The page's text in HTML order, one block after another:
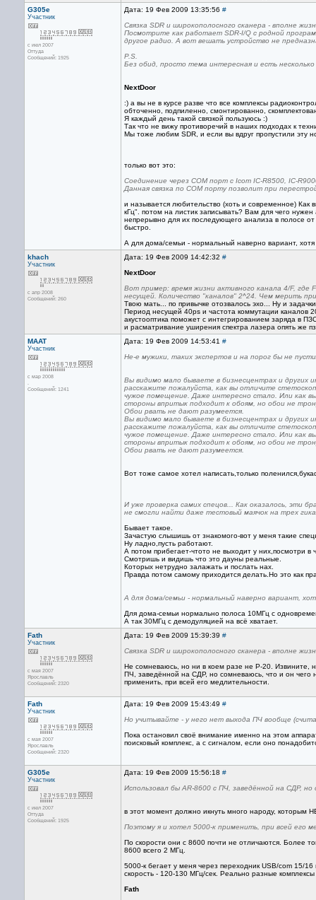
G305e
Участник
с июл 2007
Оттуда
Сообщений: 1925
Дата: 19 Фев 2009 13:35:56 #
Связка SDR и широкополосного сканера - вполне
Посмотрите как работает SDR-I/Q с родной
другое радио. А вот вешать устройство не
P.S.
Без обид, просто тема интересная и есть
NextDoor
:) а вы не в курсе разве что все комплексы
обточенно, подпиленно, смонтированно,
Я каждый день такой связкой пользуюсь :)
Так что не вижу противоречий в наших подходах к
Мы тоже любим SDR, и если вы вдруг пропустили эту
только вот это:
Соединение через СОМ порт с Icom IC-R8500, IC-
Данная связка по СОМ порту позволит при
и называется любительство (хоть и современное) Как
кГц". потом на листик записывать? Вам для чего
непрерывно для их последующего анализа в полосе
быстро.
А для дома/семьи - нормальный наверно вариант,
khach
Участник
с апр 2008
Сообщений: 260
Дата: 19 Фев 2009 14:42:32 #
NextDoor
Вот пример: время жизни активного канала 4/F, где
несущей. Количество "каналов" 2^24. Чем мерить
Твою мать... по привычке отозвалось эхо... Ну и
Период несущей 40ps и частота коммутации каналов
акустооптика поможет с интегрированием заряда в
и расматривание уширения спектра лазера опять же
MAAT
Участник
с мар 2008
.
Сообщений: 1241
Дата: 19 Фев 2009 14:53:41 #
Не-е мужики, таких экспертов и на порог бы не
Вы видимо мало бываете в бизнесцентрах и других
расскажите пожалуйста, как вы отличите
чужое помещение. Даже интересно стало. Или как
стороны впритык подходит к обоям, но обои не
Обои рвать не дают разумеется.
Вы видимо мало бываете в бизнесцентрах и других
расскажите пожалуйста, как вы отличите
чужое помещение. Даже интересно стало. Или как
стороны впритык подходит к обоям, но обои не
Обои рвать не дают разумеется.
Вот тоже самое хотел написать,только
И уже проверка самих спецов... Как оказалось, эти
не смогли найти даже тестовый маячок на трех
Бывает такое.
Зачастую слышишь от знакомого-вот у меня такие
Ну ладно,пусть работают.
А потом прибегает-чтото не выходит у них,посмотри в
Смотришь и видишь что это дауны реальные.
Которых нетрудно залажать и послать нах.
Правда потом самому приходится делать.Но это как
А для дома/семьи - нормальный наверно вариант,
Для дома-семьи нормально полоса 10МГц с
А так 30МГц с демодуляцией на всё хватает.
Fath
Участник
с мая 2007
Ярославль
Сообщений: 2320
Дата: 19 Фев 2009 15:39:39 #
Связка SDR и широкополосного сканера - вполне
Не сомневаюсь, но ни в коем разе не Р-20. Извините,
ПЧ, заведённой на СДР, но сомневаюсь, что и он чего
применить, при всей его медлительности.
Fath
Участник
с мая 2007
Ярославль
Сообщений: 2320
Дата: 19 Фев 2009 15:43:49 #
Но учитывайте - у него нет выхода ПЧ вообще
Пока остановил своё внимание именно на этом
поисковый комплекс, а с сигналом, если оно
G305e
Участник
с июл 2007
Оттуда
Сообщений: 1925
Дата: 19 Фев 2009 15:56:18 #
Использовал бы AR-8600 c ПЧ, заведённой на СДР,
в этот момент должно икнуть много народу, которым
Поэтому я и хотел 5000-к применить, при всей его
По скорости они с 8600 почти не отличаются. Более
8600 всего 2 МГц.
5000-к бегает у меня через переходник USB/com 15/
скорость - 120-130 МГц/сек. Реально разные
Fath